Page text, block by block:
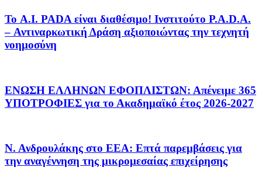
Το A.I. PADA είναι διαθέσιμο! Ινστιτούτο P.A.D.A.
– Αντιναρκωτική Δράση αξιοποιώντας την τεχνητή
νοημοσύνη
ΕΝΩΣΗ ΕΛΛΗΝΩΝ ΕΦΟΠΛΙΣΤΩΝ: Απένειμε 365
ΥΠΟΤΡΟΦΙΕΣ για το Ακαδημαϊκό έτος 2026-2027
Ν. Ανδρουλάκης στο ΕΕΑ: Επτά παρεμβάσεις για
την αναγέννηση της μικρομεσαίας επιχείρησης